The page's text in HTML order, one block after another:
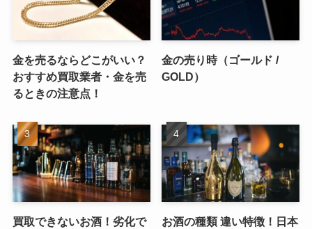
金を売るならどこがいい？
おすすめ買取業者・金を売
るときの注意点！
金の売り時（ゴールド /
GOLD）
買取できないお酒！劣化で
お酒の種類 違い特徴！日本